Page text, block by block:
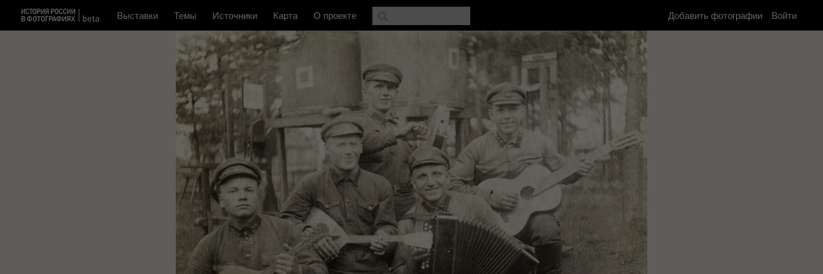
Выставки Темы Источники Карта О проекте Добавить фотографии Войти